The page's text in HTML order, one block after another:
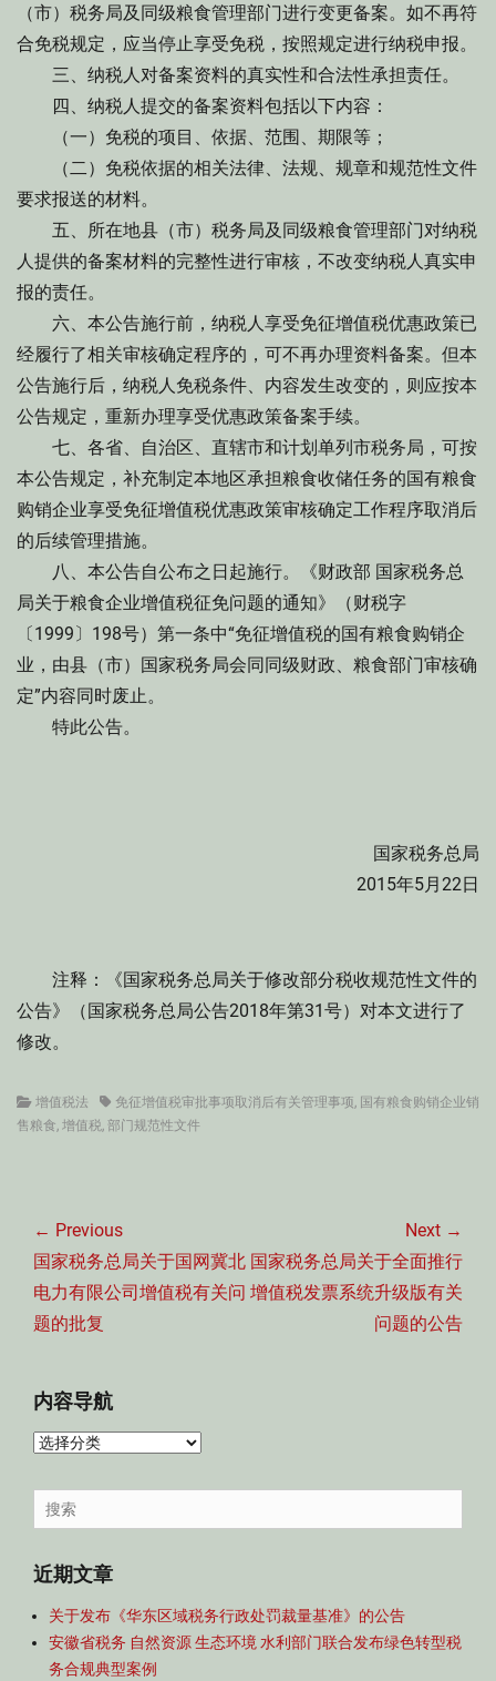
（市）税务局及同级粮食管理部门进行变更备案。如不再符
合免税规定，应当停止享受免税，按照规定进行纳税申报。
三、纳税人对备案资料的真实性和合法性承担责任。
四、纳税人提交的备案资料包括以下内容：
（一）免税的项目、依据、范围、期限等；
（二）免税依据的相关法律、法规、规章和规范性文件
要求报送的材料。
五、所在地县（市）税务局及同级粮食管理部门对纳税
人提供的备案材料的完整性进行审核，不改变纳税人真实申
报的责任。
六、本公告施行前，纳税人享受免征增值税优惠政策已
经履行了相关审核确定程序的，可不再办理资料备案。但本
公告施行后，纳税人免税条件、内容发生改变的，则应按本
公告规定，重新办理享受优惠政策备案手续。
七、各省、自治区、直辖市和计划单列市税务局，可按
本公告规定，补充制定本地区承担粮食收储任务的国有粮食
购销企业享受免征增值税优惠政策审核确定工作程序取消后
的后续管理措施。
八、本公告自公布之日起施行。《财政部 国家税务总
局关于粮食企业增值税征免问题的通知》（财税字
〔1999〕198号）第一条中“免征增值税的国有粮食购销企
业，由县（市）国家税务局会同同级财政、粮食部门审核确
定”内容同时废止。
特此公告。
国家税务总局
2015年5月22日
注释：《国家税务总局关于修改部分税收规范性文件的
公告》（国家税务总局公告2018年第31号）对本文进行了
修改。
Categories
增值税法 Tags免征增值税审批事项取消后有关管理事项, 国有粮食购销企业销
售粮食, 增值税, 部门规范性文件
章
导
航
← Previous
Previous
post:
国家税务总局关于国网冀北
电力有限公司增值税有关问
题的批复
Next →
Next
post:
国家税务总局关于全面推行
增值税发票系统升级版有关
问题的公告
内容导航
内
导
航
Search
for:
近期文章
关于发布《华东区域税务行政处罚裁量基准》的公告
安徽省税务 自然资源 生态环境 水利部门联合发布绿色转型税
务合规典型案例